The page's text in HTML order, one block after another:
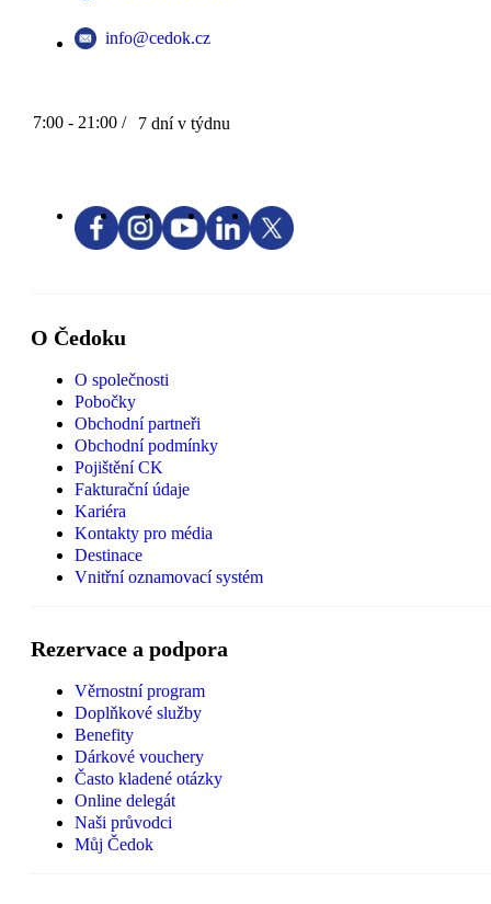
info@cedok.cz
7:00 - 21:00 / 7 dní v týdnu
O Čedoku
O společnosti
Pobočky
Obchodní partneři
Obchodní podmínky
Pojištění CK
Fakturační údaje
Kariéra
Kontakty pro média
Destinace
Vnitřní oznamovací systém
Rezervace a podpora
Věrnostní program
Doplňkové služby
Benefity
Dárkové vouchery
Často kladené otázky
Online delegát
Naši průvodci
Můj Čedok